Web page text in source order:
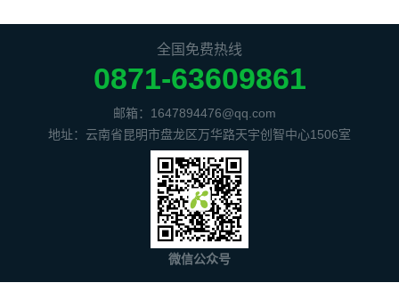
全国免费热线
0871-63609861
邮箱：1647894476@qq.com
地址：云南省昆明市盘龙区万华路天宇创智中心1506室
微信公众号